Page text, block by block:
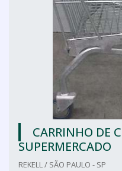
CARRINHO DE
SUPERMERCADO
REKELL / SÃO PAULO - SP